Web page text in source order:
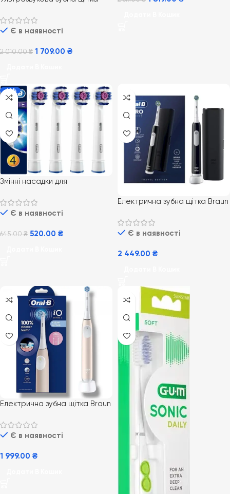
Daily Clean HX3651/12
блакитна
Є в наявності
2 010.00₴ 1 709.00 ₴
-19%
Змінні насадки для
Oral-B EB18 3D White 4 шт
Є в наявності
645.00₴ 520.00 ₴
Електрична зубна щітка Braun
дорожнім футляром
Є в наявності
2 449.00 ₴
Електрична зубна щітка Braun
Є в наявності
1 999.00 ₴